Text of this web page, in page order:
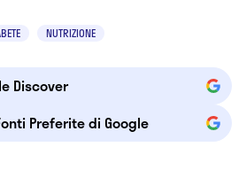
NUTRIZIONE
Discover
Preferite di Google